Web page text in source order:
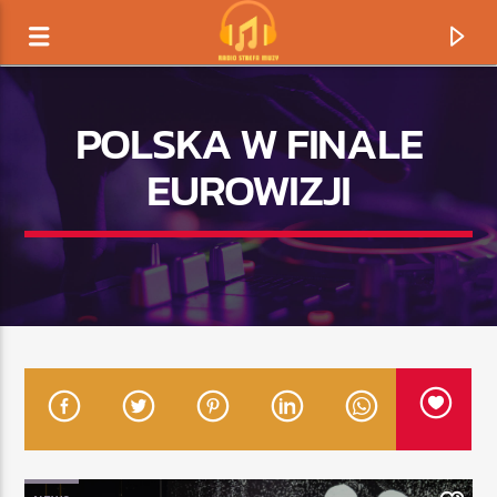
TERAZ GRAMY
TYTUŁ
ARTYSTA
POLSKA W FINALE
EUROWIZJI